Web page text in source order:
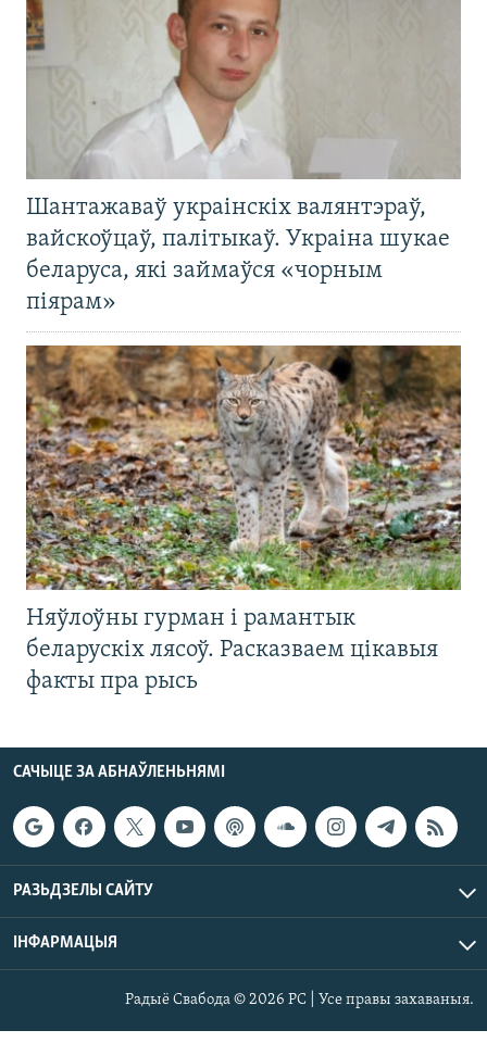
Шантажаваў украінскіх валянтэраў,
вайскоўцаў, палітыкаў. Украіна шукае
беларуса, які займаўся «чорным
піярам»
Няўлоўны гурман і рамантык
беларускіх лясоў. Расказваем цікавыя
факты пра рысь
САЧЫЦЕ ЗА АБНАЎЛЕНЬНЯМІ
РАЗЬДЗЕЛЫ САЙТУ
ІНФАРМАЦЫЯ
Радыё Свабода © 2026 РС | Усе правы захаваныя.